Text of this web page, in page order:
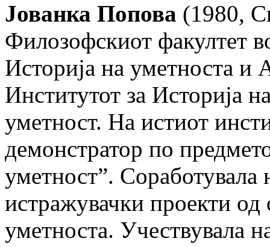
Јованка Попова (1980,
Филозофскиот факултет
Историја на уметноста и
Институтот за Историја
уметност. На истиот
демонстратор по
уметност”. Соработувала
истражувачки проекти од
уметноста. Учествувала